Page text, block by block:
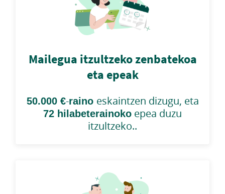
Mailegua itzultzeko zenbatekoa
eta epeak
50.000 €-raino eskaintzen dizugu, eta
72 hilabeterainoko epea duzu
itzultzeko..